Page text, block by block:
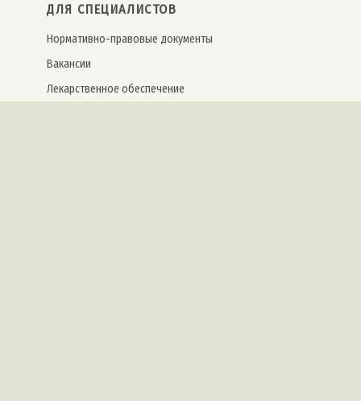
ДЛЯ СПЕЦИАЛИСТОВ
Нормативно-правовые документы
Вакансии
Лекарственное обеспечение